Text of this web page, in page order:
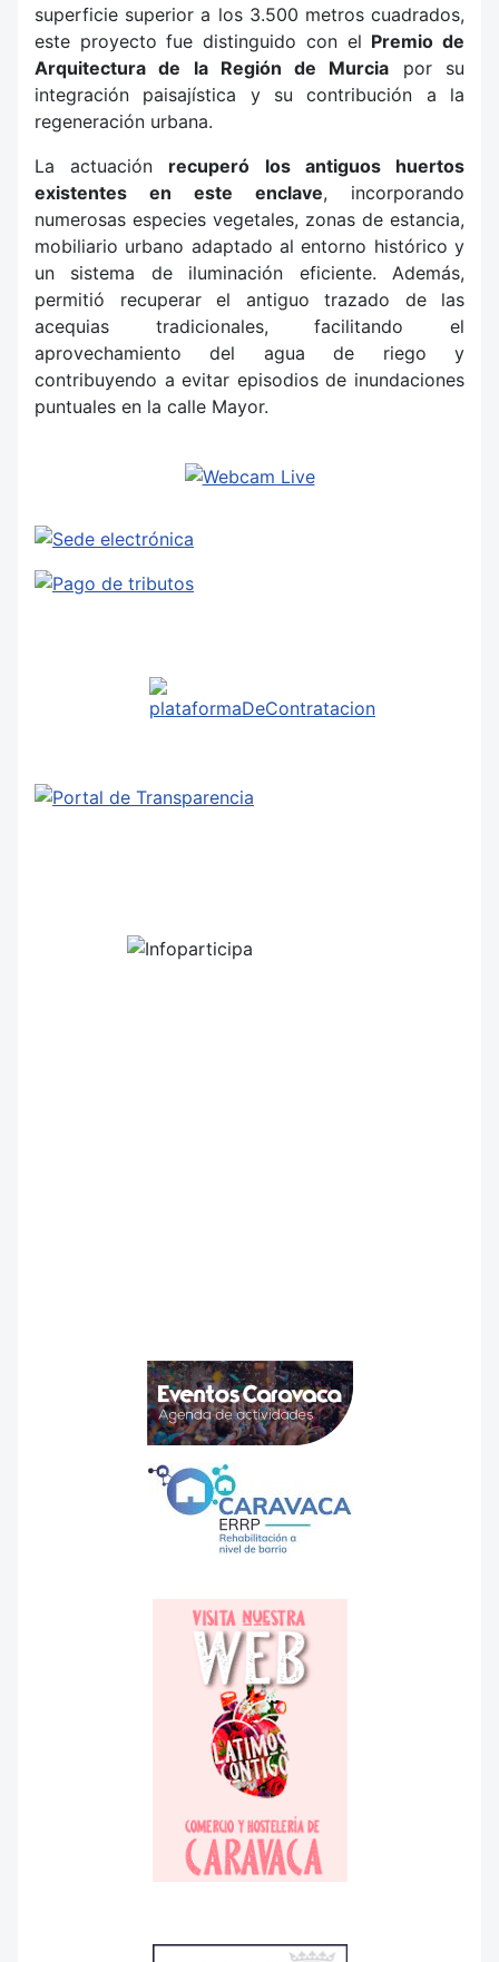
superficie superior a los 3.500 metros cuadrados,
este proyecto fue distinguido con el Premio de
Arquitectura de la Región de Murcia por su
integración paisajística y su contribución a la
regeneración urbana.
La actuación recuperó los antiguos huertos
existentes en este enclave, incorporando
numerosas especies vegetales, zonas de estancia,
mobiliario urbano adaptado al entorno histórico y
un sistema de iluminación eficiente. Además,
permitió recuperar el antiguo trazado de las
acequias tradicionales, facilitando el
aprovechamiento del agua de riego y
contribuyendo a evitar episodios de inundaciones
puntuales en la calle Mayor.